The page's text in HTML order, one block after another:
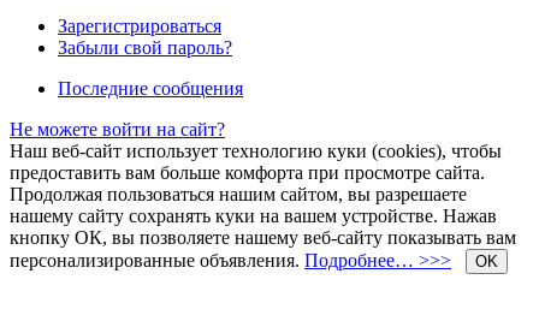
Зарегистрироваться
Забыли свой пароль?
Последние сообщения
Не можете войти на сайт?
Наш веб-сайт использует технологию куки (cookies), чтобы
предоставить вам больше комфорта при просмотре сайта.
Продолжая пользоваться нашим сайтом, вы разрешаете
нашему сайту сохранять куки на вашем устройстве. Нажав
кнопку ОК, вы позволяете нашему веб-сайту показывать вам
персонализированные объявления. Подробнее… >>> OK